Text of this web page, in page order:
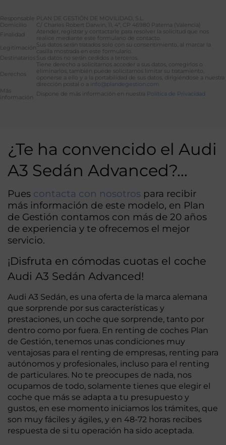
Responsable PLAN DE GESTIÓN DE MOVILIDAD, S.L.
Domicilio
C/ Charles Robert Darwin, 11, 4ª, CP 46980 Paterna (Valencia)
Finalidad
Atender, registrar y contactarle para resolver la solicitud que nos
realice mediante este formulario de contacto.
LegitimaciónSus datos serán tratados solo con su consentimiento, al marcar la
casilla mostrada en este formulario.
Destinatarios Sus datos no serán cedidos a terceros.
Derechos
Tiene derecho a solicitarnos acceder a sus datos, corregirlos o
eliminarlos, también puede solicitarnos limitar su tratamiento,
oponerse a ello y a la portabilidad de sus datos, dirigiéndose a nuestra
dirección postal o a info@plandegestion.com
Más
información Dispone de más información en nuestra Política de Privacidad
¿Te ha convencido el Audi
A3 Sedán Advanced?…
Pues contacta con nosotros para recibir
más información de este modelo, en Plan
de Gestión contamos con más de 20 años
de experiencia y te ofrecemos el mejor
servicio.
¡Disfruta en cómodas cuotas el coche
Audi A3 Sedán Advanced!
Audi A3 Sedán, es una oferta de la marca alemana
que sorprende por sus características y
prestaciones, un coche que sorprende, tanto por
dentro como por fuera. En renting de coches Plan
de Gestión, tenemos unas condiciones muy
ventajosas para el renting de empresas, renting para
autónomos y profesionales, incluso para el renting
de particulares. No te preocupes de nada, nos
ocupamos de todo, solamente tienes que elegir el
coche que más se adapta a tu presupuesto y
gustos, en ese momento iniciamos los trámites, que
son muy fáciles y ágiles, y en 48-72 horas recibes
respuesta de si tu operación ha sido aceptada.